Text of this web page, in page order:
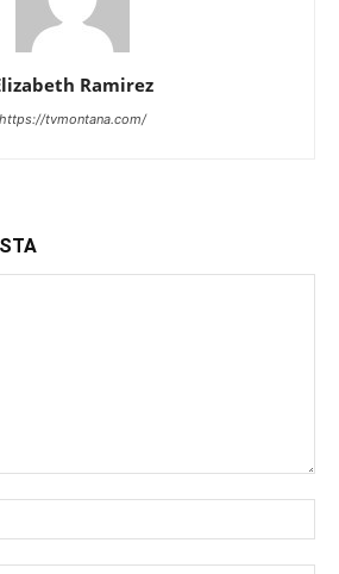
Ramirez
https://tvmontana.com/